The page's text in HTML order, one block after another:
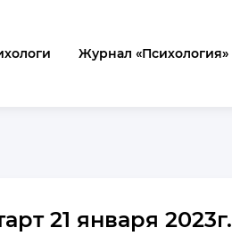
Журнал «Психология»
21 января 2023г.